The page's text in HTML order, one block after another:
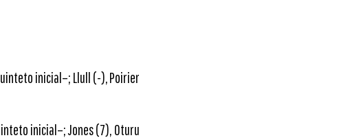
inicial–; Llull (-), Poirier
inicial–; Jones (7), Oturu